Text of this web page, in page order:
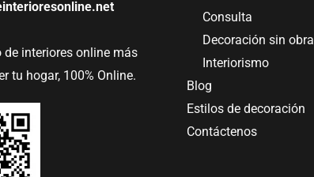
interiores online más
tu hogar, 100% Online.
Consulta
Decoración sin obra
Interiorismo
Blog
Estilos de decoración
Contáctenos